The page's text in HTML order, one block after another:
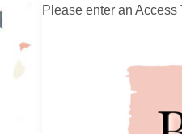
Please enter an Access